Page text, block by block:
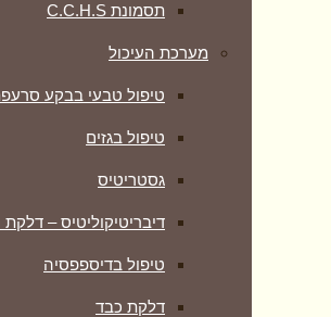
תסמונת C.C.H.S
מערכת העיכול
טיפול טבעי בבקע
טיפול בגזים
גסטריטיס
דיבריטיקוליטיס –
טיפול בדיספפסיה
דלקת כבד